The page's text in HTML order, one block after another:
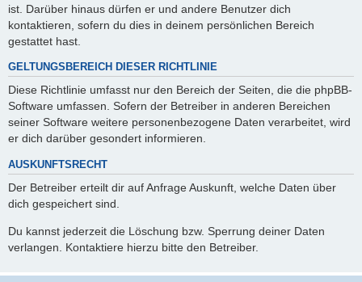
ist. Darüber hinaus dürfen er und andere Benutzer dich
kontaktieren, sofern du dies in deinem persönlichen Bereich
gestattet hast.
GELTUNGSBEREICH DIESER RICHTLINIE
Diese Richtlinie umfasst nur den Bereich der Seiten, die die phpBB-
Software umfassen. Sofern der Betreiber in anderen Bereichen
seiner Software weitere personenbezogene Daten verarbeitet, wird
er dich darüber gesondert informieren.
AUSKUNFTSRECHT
Der Betreiber erteilt dir auf Anfrage Auskunft, welche Daten über
dich gespeichert sind.
Du kannst jederzeit die Löschung bzw. Sperrung deiner Daten
verlangen. Kontaktiere hierzu bitte den Betreiber.